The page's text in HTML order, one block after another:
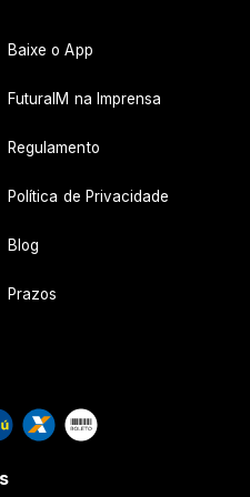
Baixe o App
FuturaIM na Imprensa
Regulamento
Política de Privacidade
Blog
Prazos